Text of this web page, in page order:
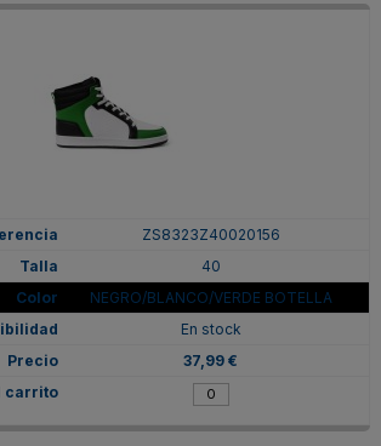
ZS8323Z40020156
40
NEGRO/BLANCO/VERDE BOTELLA
En stock
37,99 €